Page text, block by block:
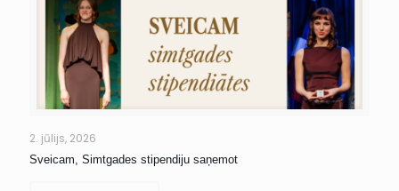
2. jūlijs, 2026
Sveicam, Simtgades stipendiju saņemot